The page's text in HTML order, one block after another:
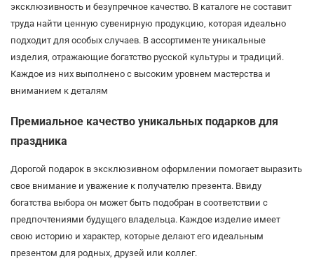
эксклюзивность и безупречное качество. В каталоге не составит
труда найти ценную сувенирную продукцию, которая идеально
подходит для особых случаев. В ассортименте уникальные
изделия, отражающие богатство русской культуры и традиций.
Каждое из них выполнено с высоким уровнем мастерства и
вниманием к деталям
Премиальное качество уникальных подарков для
праздника
Дорогой подарок в эксклюзивном оформлении помогает выразить
свое внимание и уважение к получателю презента. Ввиду
богатства выбора он может быть подобран в соответствии с
предпочтениями будущего владельца. Каждое изделие имеет
свою историю и характер, которые делают его идеальным
презентом для родных, друзей или коллег.